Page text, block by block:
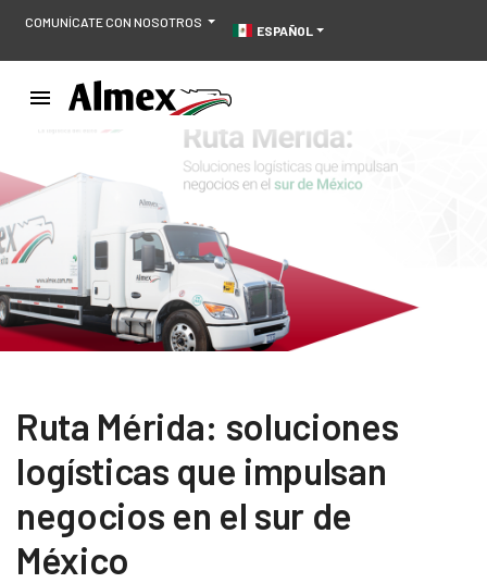
COMUNÍCATE CON NOSOTROS
ESPAÑOL
Ruta Mérida: soluciones
logísticas que impulsan
negocios en el sur de
México